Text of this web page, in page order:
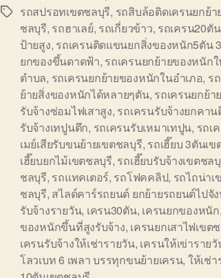
Tagsรถสปรอทเขตชลบุรี, รถสิบล้อติดเครนยกย้
ชลบุรี, รถฮาเลย์, รถเกี่ยวข้าว, รถเครน20ตั
ป้ายสูง, รถเครนติดแขนยกสิ่งของหนัก5ตัน
ยกของขึ้นดาดฟ้า, รถเครนยกย้ายของหนัก
ตำบล, รถเครนยกย้ายของหนักในอำเภอ, ร
ย้ายสิ่งของหนักได้หลายๆตัน, รถเครนยกย้า
รับจ้างซ่อมไฟเสาสูง, รถเครนรับจ้างยกคา
รับจ้างเทปูนตึก, รถเครนรับเหมาเทปูน, รถเ
เมย์เสียรับขนย้ายเขตชลบุรี, รถเฮี๊ยบ 3ตันเ
เฮี๊ยบยกไม้เขตชลบุรี, รถเฮี๊ยบรับจ้างเขตชล
ชลบุรี, รถแทคเตอร์, รถโฟคคลิป, รถไถน่า
ชลบุรี, สไลด์คาร์รถยนต์ ยกย้ายรถยนต์ไปจั
รับจ้างรายวัน, เครน30ตัน, เครนยกของหนัก,
ของหนักขึ้นที่สูงรับจ้าง, เครนยกเสาไฟเขต
เครนรับจ้างให้เช่ารายวัน, เครนให้เข่าราย
โลวเบท 6 เพลา บรรทุกขนย้ายเครน, ให้เช่